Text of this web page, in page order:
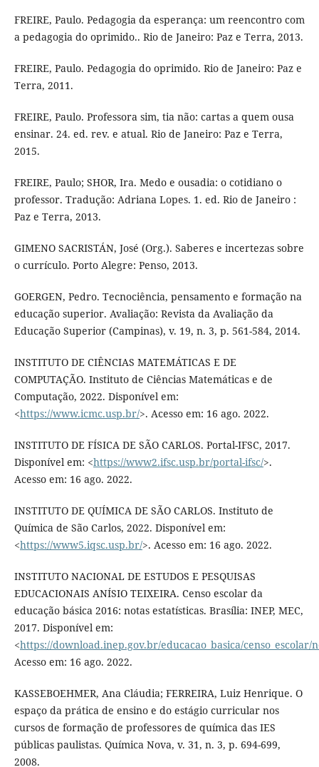
FREIRE, Paulo. Pedagogia da esperança: um reencontro com
a pedagogia do oprimido.. Rio de Janeiro: Paz e Terra, 2013.
FREIRE, Paulo. Pedagogia do oprimido. Rio de Janeiro: Paz e
Terra, 2011.
FREIRE, Paulo. Professora sim, tia não: cartas a quem ousa
ensinar. 24. ed. rev. e atual. Rio de Janeiro: Paz e Terra,
2015.
FREIRE, Paulo; SHOR, Ira. Medo e ousadia: o cotidiano o
professor. Tradução: Adriana Lopes. 1. ed. Rio de Janeiro :
Paz e Terra, 2013.
GIMENO SACRISTÁN, José (Org.). Saberes e incertezas sobre
o currículo. Porto Alegre: Penso, 2013.
GOERGEN, Pedro. Tecnociência, pensamento e formação na
educação superior. Avaliação: Revista da Avaliação da
Educação Superior (Campinas), v. 19, n. 3, p. 561-584, 2014.
INSTITUTO DE CIÊNCIAS MATEMÁTICAS E DE
COMPUTAÇÃO. Instituto de Ciências Matemáticas e de
Computação, 2022. Disponível em:
<https://www.icmc.usp.br/>. Acesso em: 16 ago. 2022.
INSTITUTO DE FÍSICA DE SÃO CARLOS. Portal-IFSC, 2017.
Disponível em: <https://www2.ifsc.usp.br/portal-ifsc/>.
Acesso em: 16 ago. 2022.
INSTITUTO DE QUÍMICA DE SÃO CARLOS. Instituto de
Química de São Carlos, 2022. Disponível em:
<https://www5.iqsc.usp.br/>. Acesso em: 16 ago. 2022.
INSTITUTO NACIONAL DE ESTUDOS E PESQUISAS
EDUCACIONAIS ANÍSIO TEIXEIRA. Censo escolar da
educação básica 2016: notas estatísticas. Brasília: INEP, MEC,
2017. Disponível em:
<https://download.inep.gov.br/educacao_basica/censo_escolar/
Acesso em: 16 ago. 2022.
KASSEBOEHMER, Ana Cláudia; FERREIRA, Luiz Henrique. O
espaço da prática de ensino e do estágio curricular nos
cursos de formação de professores de química das IES
públicas paulistas. Química Nova, v. 31, n. 3, p. 694-699,
2008.